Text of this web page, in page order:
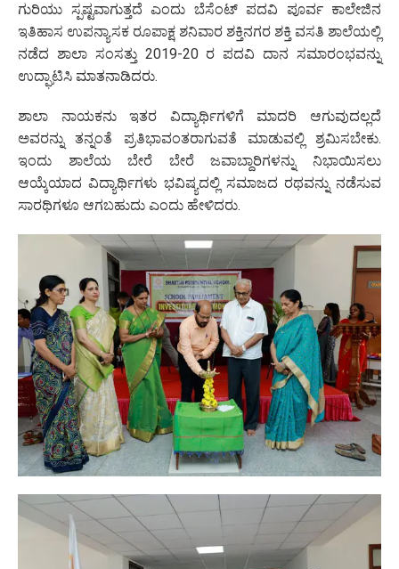
ಗುರಿಯು ಸ್ಪಷ್ಟವಾಗುತ್ತದೆ ಎಂದು ಬೆಸೆಂಟ್ ಪದವಿ ಪೂರ್ವ ಕಾಲೇಜಿನ
ಇತಿಹಾಸ ಉಪನ್ಯಾಸಕ ರೂಪಾಕ್ಷ ಶನಿವಾರ ಶಕ್ತಿನಗರ ಶಕ್ತಿ ವಸತಿ ಶಾಲೆಯಲ್ಲಿ
ನಡೆದ ಶಾಲಾ ಸಂಸತ್ತು 2019-20 ರ ಪದವಿ ದಾನ ಸಮಾರಂಭವನ್ನು
ಉದ್ಘಾಟಿಸಿ ಮಾತನಾಡಿದರು.
ಶಾಲಾ ನಾಯಕನು ಇತರ ವಿದ್ಯಾರ್ಥಿಗಳಿಗೆ ಮಾದರಿ ಆಗುವುದಲ್ಲದೆ
ಅವರನ್ನು ತನ್ನಂತೆ ಪ್ರತಿಭಾವಂತರಾಗುವತೆ ಮಾಡುವಲ್ಲಿ ಶ್ರಮಿಸಬೇಕು.
ಇಂದು ಶಾಲೆಯ ಬೇರೆ ಬೇರೆ ಜವಾಬ್ದಾರಿಗಳನ್ನು ನಿಭಾಯಿಸಲು
ಆಯ್ಕೆಯಾದ ವಿದ್ಯಾರ್ಥಿಗಳು ಭವಿಷ್ಯದಲ್ಲಿ ಸಮಾಜದ ರಥವನ್ನು ನಡೆಸುವ
ಸಾರಥಿಗಳೂ ಆಗಬಹುದು ಎಂದು ಹೇಳಿದರು.